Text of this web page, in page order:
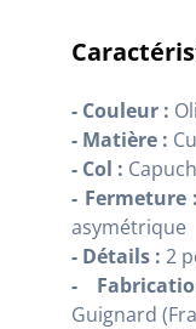
- Couleur :
- Matière :
- Col :
- Fermeture :
asymétrique
- Détails : 2
-
Guignard